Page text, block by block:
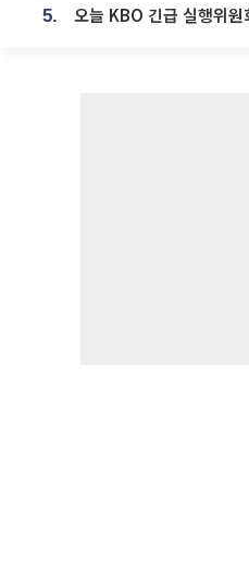
5. 오늘 KBO 긴급 실행위